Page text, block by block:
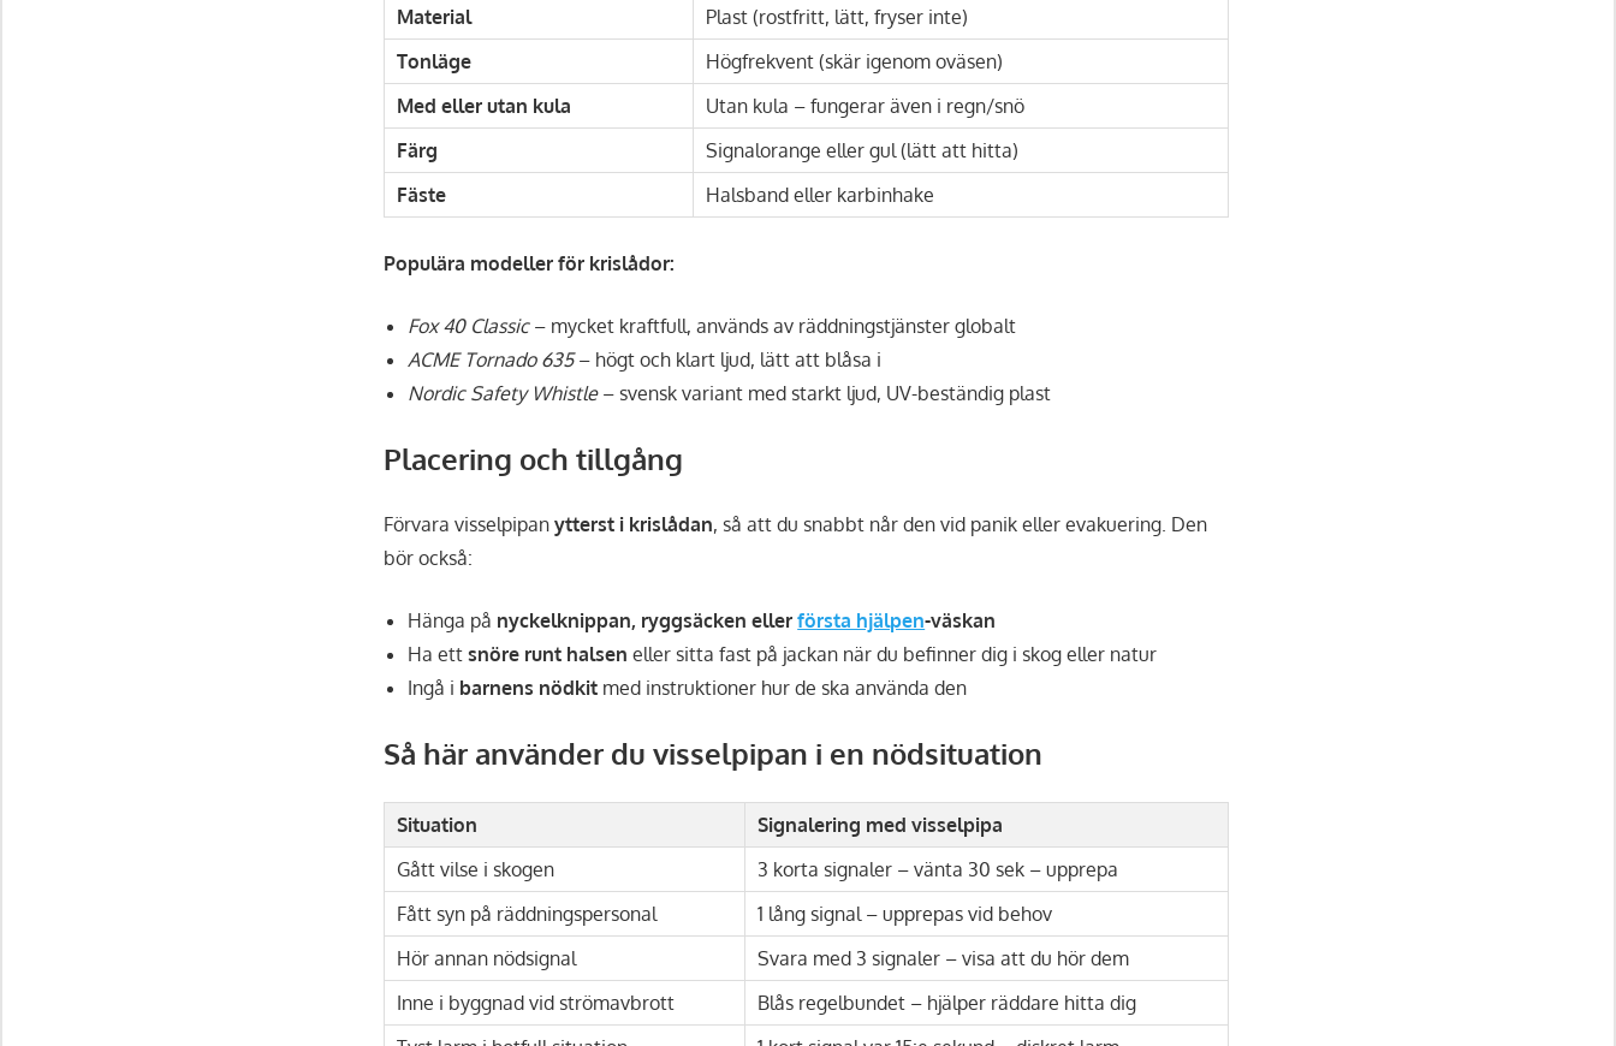
Material
Plast (rostfritt, lätt, fryser inte)
Tonläge
Högfrekvent (skär igenom oväsen)
Med eller utan kula
Utan kula – fungerar även i regn/snö
Färg
Signalorange eller gul (lätt att hitta)
Fäste
Halsband eller karbinhake
Populära modeller för krislådor:
Fox 40 Classic– mycket kraftfull, används av räddningstjänster globalt
ACME Tornado 635– högt och klart ljud, lätt att blåsa i
Nordic Safety Whistle– svensk variant med starkt ljud, UV-beständig plast
Placering och tillgång
Förvara visselpipanytterst i krislådan, så att du snabbt når den vid panik eller evakuering. Den
bör också:
Hänga på nyckelknippan, ryggsäcken ellerförsta hjälpen-väskan
Ha ettsnöre runt halsen eller sitta fast på jackan när du befinner dig i skog eller natur
Ingå i barnens nödkit med instruktioner hur de ska använda den
Så här använder du visselpipan i en nödsituation
Situation
Signalering med visselpipa
Gått vilse i skogen
3 korta signaler – vänta 30 sek – upprepa
Fått syn på räddningspersonal
1 lång signal – upprepas vid behov
Hör annan nödsignal
Svara med 3 signaler – visa att du hör dem
Inne i byggnad vid strömavbrott
Blås regelbundet – hjälper räddare hitta dig